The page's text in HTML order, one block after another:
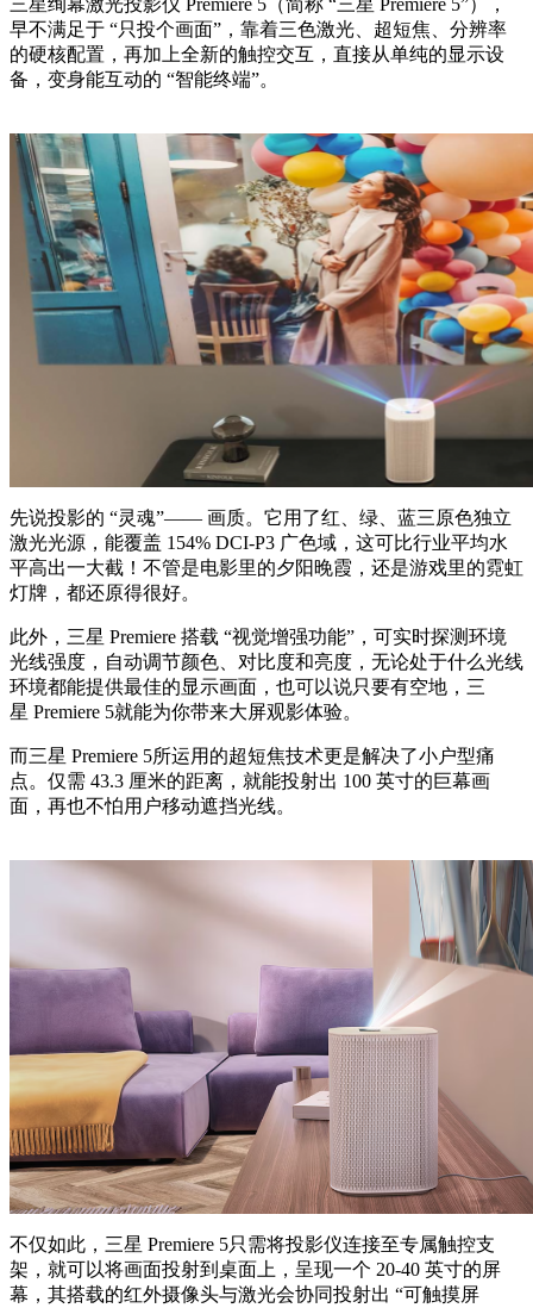
三星绚幕激光投影仪 Premiere 5（简称 “三星 Premiere 5”），
早不满足于 “只投个画面”，靠着三色激光、超短焦、分辨率
的硬核配置，再加上全新的触控交互，直接从单纯的显示设
备，变身能互动的 “智能终端”。
先说投影的 “灵魂”—— 画质。它用了红、绿、蓝三原色独立
激光光源，能覆盖 154% DCI-P3 广色域，这可比行业平均水
平高出一大截！不管是电影里的夕阳晚霞，还是游戏里的霓虹
灯牌，都还原得很好。
此外，三星 Premiere 搭载 “视觉增强功能”，可实时探测环境
光线强度，自动调节颜色、对比度和亮度，无论处于什么光线
环境都能提供最佳的显示画面，也可以说只要有空地，三
星 Premiere 5就能为你带来大屏观影体验。
而三星 Premiere 5所运用的超短焦技术更是解决了小户型痛
点。仅需 43.3 厘米的距离，就能投射出 100 英寸的巨幕画
面，再也不怕用户移动遮挡光线。
不仅如此，三星 Premiere 5只需将投影仪连接至专属触控支
架，就可以将画面投射到桌面上，呈现一个 20-40 英寸的屏
幕，其搭载的红外摄像头与激光会协同投射出 “可触摸屏